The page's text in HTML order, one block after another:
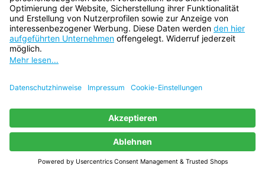
Video-Vor­trag „Bal­kan Tour“ bei